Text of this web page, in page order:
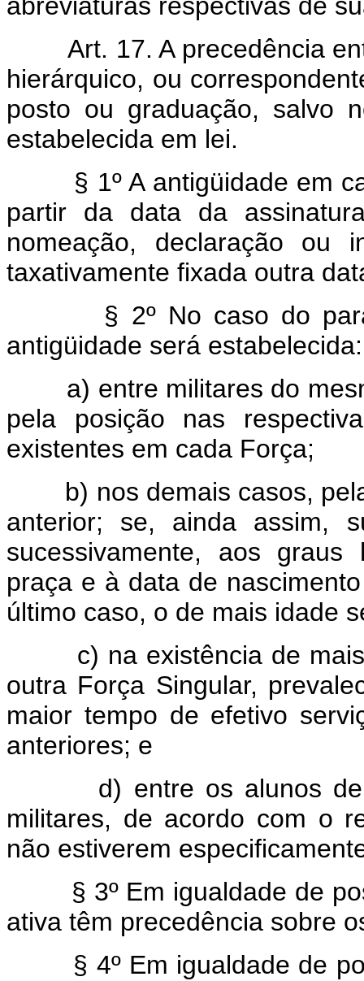
Art. 17. A precedência
hierárquico, ou
posto ou graduação, salvo
estabelecida em lei.
§ 1º A antigüidade em
partir da data da
nomeação, declaração ou
taxativamente fixada outra
§ 2º No caso do
antigüidade será estabelecida:
a) entre militares do
pela posição nas
existentes em cada Força;
b) nos demais casos,
anterior; se, ainda assim,
sucessivamente, aos
praça e à data de
último caso, o de mais idade
c) na existência de
outra Força Singular,
maior tempo de efetivo
anteriores; e
d) entre os alunos
militares, de acordo com o
não estiverem
§ 3º Em igualdade de
ativa têm precedência sobre
§ 4º Em igualdade de